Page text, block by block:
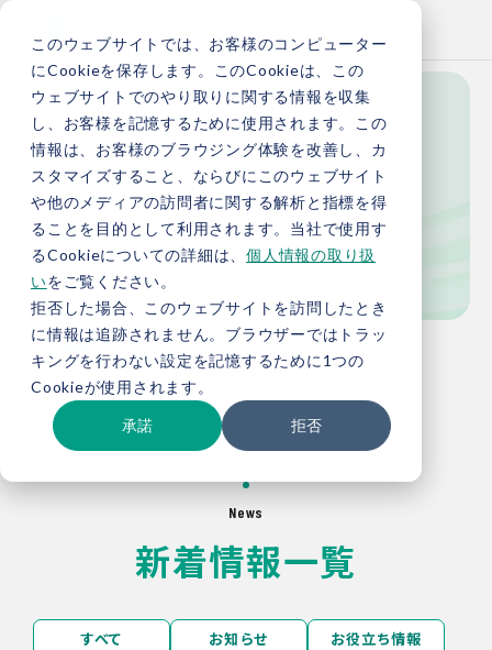
このウェブサイトでは、お客様のコンピューター
にCookieを保存します。このCookieは、この
ウェブサイトでのやり取りに関する情報を収集
し、お客様を記憶するために使用されます。この
情報は、お客様のブラウジング体験を改善し、カ
スタマイズすること、ならびにこのウェブサイト
や他のメディアの訪問者に関する解析と指標を得
ることを目的として利用されます。当社で使用す
るCookieについての詳細は、 個人情報の取り扱
いをご覧ください。
拒否した場合、このウェブサイトを訪問したとき
に情報は追跡されません。ブラウザーではトラッ
キングを行わない設定を記憶するために1つの
Cookieが使用されます。
承諾 拒否
News
新着情報
TOP 新着情報
News
新着情報一覧
すべて お知らせ
お役立ち情報